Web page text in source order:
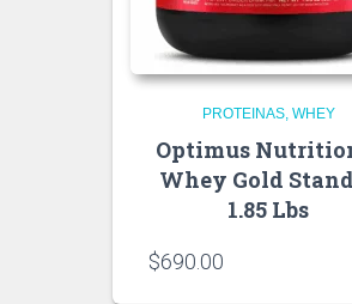
PROTEINAS WHEY
Optimus
Whey Gold
1.85 Lbs
$690.00